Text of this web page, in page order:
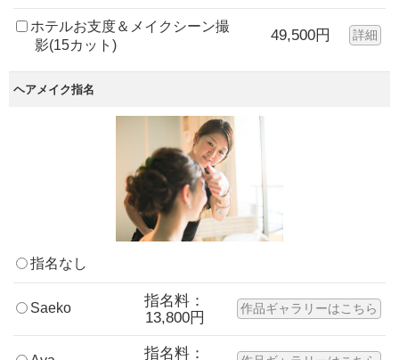
ホテルお支度＆メイクシーン撮
影(15カット)
49,500円 詳細
ヘアメイク指名
指名なし
Saeko
指名料：
13,800円
作品ギャラリーはこちら
指名料：